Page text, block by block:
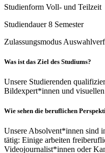
Studienform Voll- und Teilzeit
Studiendauer 8 Semester
Zulassungsmodus
Was ist das Ziel des Studiums?
Unsere Studierenden
Bildexpert*innen und
Wie sehen die beruflichen
Unsere Absolvent*innen sind
tätig: Einige arbeiten
Videojournalist*innen oder